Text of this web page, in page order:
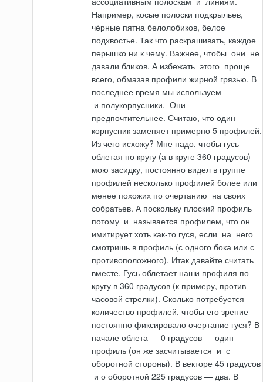
Например, косые полос­ки подкрыльев,
чёрные пятна белолобиков, белое
подхвостье. Так что раскра­шивать, каждое
перышко ни к чему. Важнее, чтобы они не
давали бликов. А избежать этого проще
всего, обмазав профили жирной грязью. В
последнее время мы используем
и полукорпусники. Они
предпочтительнее. Считаю, что один
корпусник заменяет примерно 5 профилей.
Из чего исхожу? Мне надо, чтобы гусь
облетая по кругу (а в круге 360 градусов)
мою засидку, постоянно видел в группе
профилей несколько профилей более или
менее похожих по очертанию насвоих
собратьев. А поскольку плоский профиль
потому и называется профилем, что он
имитирует хоть как-то гуся, если на него
смотришь в профиль (с одного бока или с
противоположного). Итак давайте счи­тать
вместе. Гусь облетает наши профиля по
кругу в 360 градусов (к примеру, против
часовой стрелки). Сколько потребуется
количество профилей, чтобы его зрение
постоянно фиксировало очертание гуся? В
начале облета — 0 градусов — один
профиль (он же засчитывается и с
оборотной стороны). В векторе 45 градусов
ио оборотной 225 градусов — два. В